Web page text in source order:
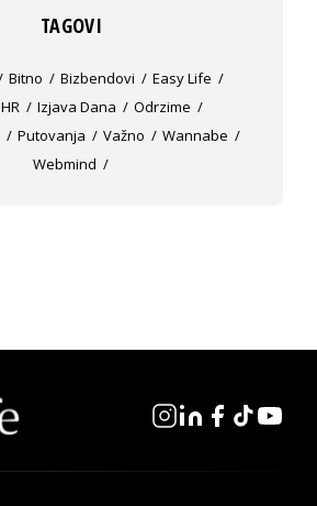
TAGOVI
Bitno Bizbendovi
Easy Life
HR Izjava Dana
Odrzime
Putovanja Važno
Wannabe
Webmind